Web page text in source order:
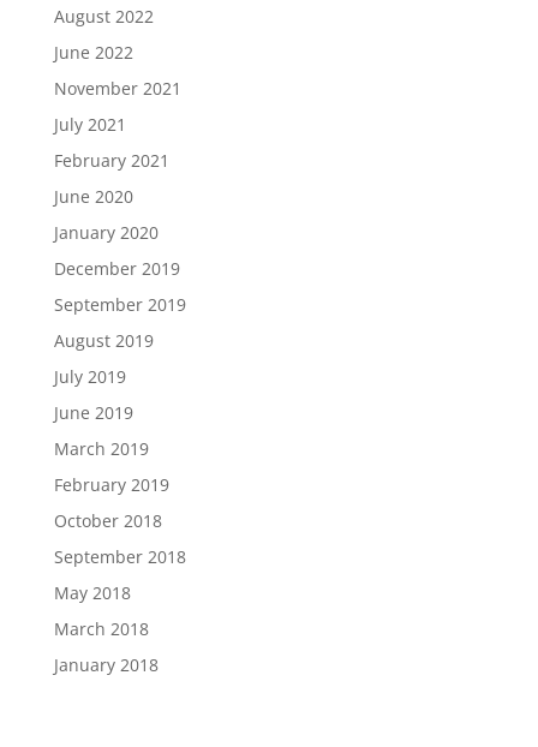
August 2022
June 2022
November 2021
July 2021
February 2021
June 2020
January 2020
December 2019
September 2019
August 2019
July 2019
June 2019
March 2019
February 2019
October 2018
September 2018
May 2018
March 2018
January 2018